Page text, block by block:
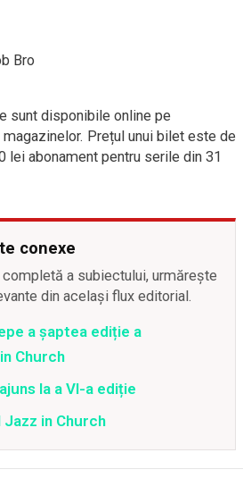
Bro
sunt disponibile online pe
Prețul unui bilet este de
lei abonament pentru serile din 31
conexe
a subiectului, urmărește
din același flux editorial.
a șaptea ediție a
Church
la a VI-a ediție
in Church